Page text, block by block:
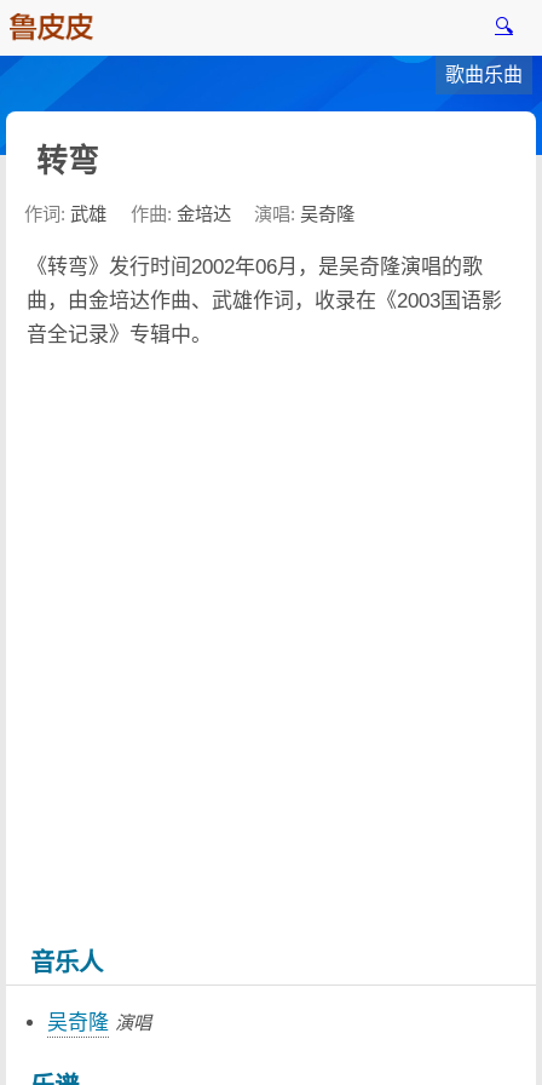
🔍
歌曲乐曲
转弯
作词: 武雄 作曲: 金培达 演唱: 吴奇隆
《转弯》发行时间2002年06月，是吴奇隆演唱的歌
曲，由金培达作曲、武雄作词，收录在《2003国语影
音全记录》专辑中。
音乐人
吴奇隆 演唱